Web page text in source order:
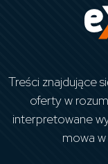
Treści znajdujące
oferty w
interpretowane
mowa